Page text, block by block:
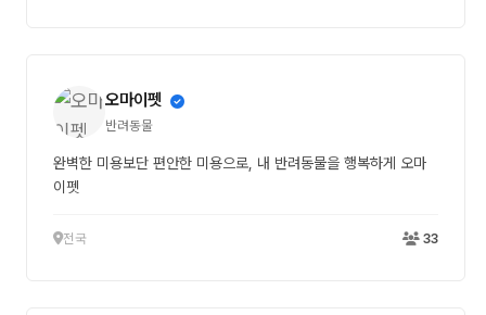
오마이펫
반려동물
완벽한 미용보단 편안한 미용으로, 내 반려동물을 행복하게 오마
이펫
전국 33